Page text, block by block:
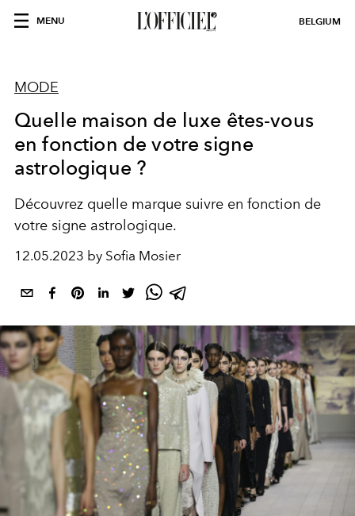
MENU BELGIUM
MODE
Quelle maison de luxe êtes-vous
en fonction de votre signe
astrologique ?
Découvrez quelle marque suivre en fonction de
votre signe astrologique.
12.05.2023 by Sofia Mosier